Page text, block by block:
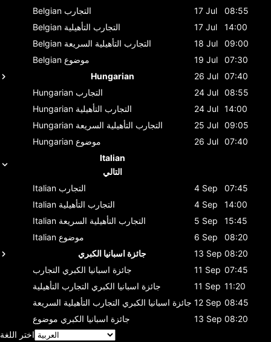
Belgian التجارب 17 Jul
08:55
Belgian التجارب التأهيلية 17 Jul
14:00
Belgian التجارب التأهيلية السريعة 18 Jul
09:00
Belgian موضوع 19 Jul
07:30
Hungarian
26 Jul 07:40
Hungarian التجارب 24 Jul 08:55
Hungarian التجارب التأهيلية 24 Jul 14:00
Hungarian التجارب التأهيلية السريعة 25 Jul 09:05
Hungarian موضوع 26 Jul 07:40
Italian
التالي
Italian التجارب 4 Sep
07:45
Italian التجارب التأهيلية 4 Sep
14:00
Italian التجارب التأهيلية السريعة 5 Sep
15:45
Italian موضوع 6 Sep
08:20
جائزة اسبانيا الكبري
13 Sep 08:20
جائزة اسبانيا الكبري التجارب 11 Sep 07:45
جائزة اسبانيا الكبري التجارب التأهيلية 11 Sep 11:20
جائزة اسبانيا الكبري التجارب التأهيلية السريعة 12 Sep 08:45
جائزة اسبانيا الكبري موضوع 13 Sep 08:20
اختر اللغة